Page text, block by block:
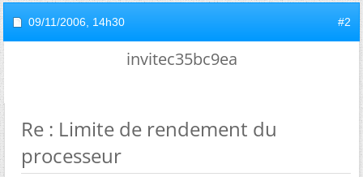
09/11/2006, 14h30 #2
invitec35bc9ea
Re : Limite de rendement du
processeur